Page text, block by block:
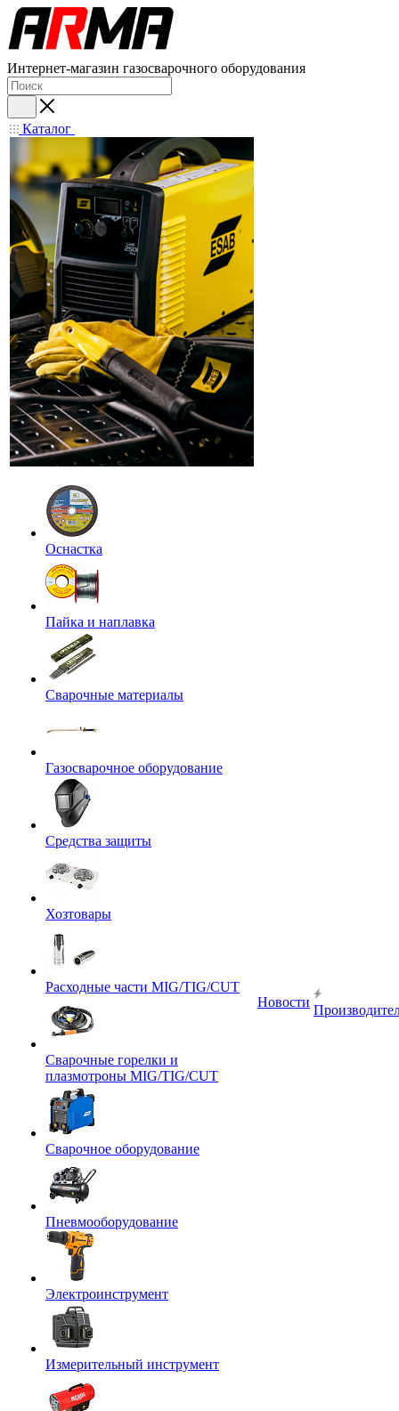
Интернет-магазин газосварочного оборудования
Каталог
Оснастка
Пайка и наплавка
Сварочные материалы
Газосварочное оборудование
Средства защиты
Хозтовары
Расходные части MIG/TIG/CUT
Сварочные горелки и
плазмотроны MIG/TIG/CUT
Сварочное оборудование
Пневмооборудование
Электроинструмент
Измерительный инструмент
Новости